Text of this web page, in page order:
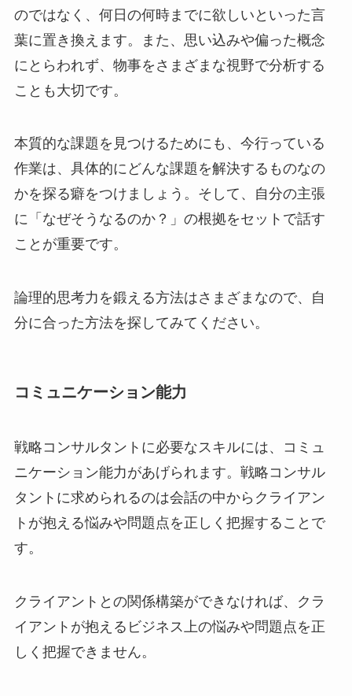
のではなく、何日の何時までに欲しいといった言
葉に置き換えます。また、思い込みや偏った概念
にとらわれず、物事をさまざまな視野で分析する
ことも大切です。
本質的な課題を見つけるためにも、今行っている
作業は、具体的にどんな課題を解決するものなの
かを探る癖をつけましょう。そして、自分の主張
に「なぜそうなるのか？」の根拠をセットで話す
ことが重要です。
論理的思考力を鍛える方法はさまざまなので、自
分に合った方法を探してみてください。
コミュニケーション能力
戦略コンサルタントに必要なスキルには、コミュ
ニケーション能力があげられます。戦略コンサル
タントに求められるのは会話の中からクライアン
トが抱える悩みや問題点を正しく把握することで
す。
クライアントとの関係構築ができなければ、クラ
イアントが抱えるビジネス上の悩みや問題点を正
しく把握できません。